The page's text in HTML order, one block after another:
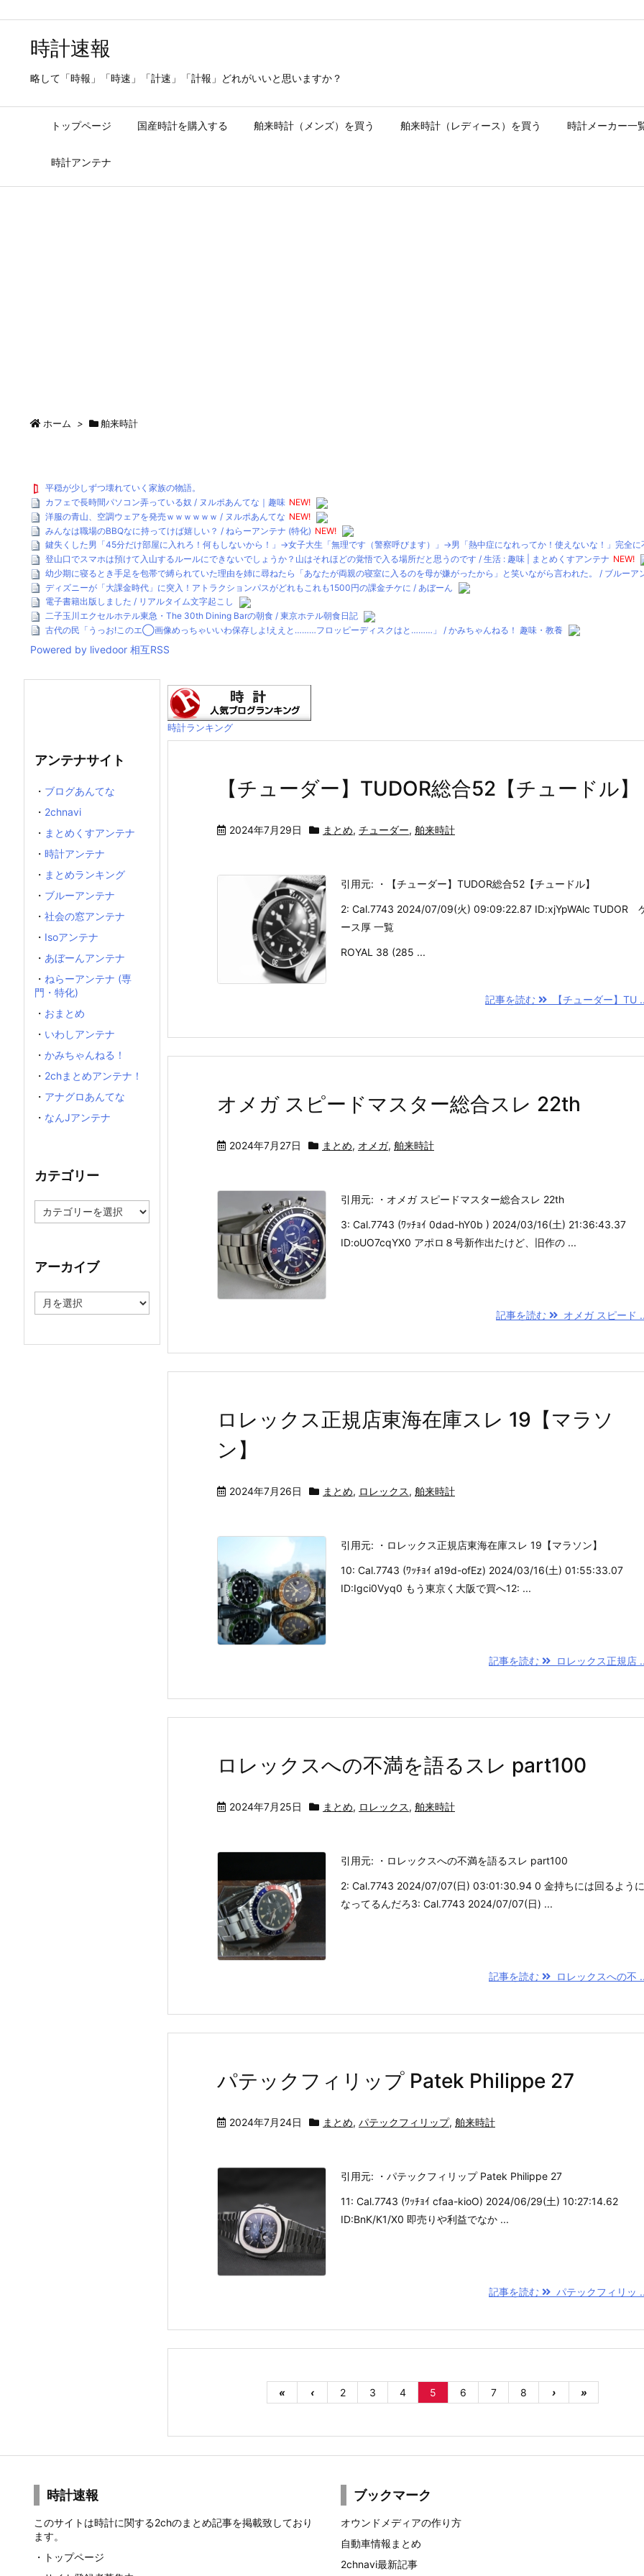
時計速報
略して「時報」「時速」「計速」「計報」どれがいいと思いますか？
トップページ 国産時計を購入する 舶来時計（メンズ）を買う 舶来時計（レディース）を買う 時計メーカー一
時計アンテナ
ホーム > 舶来時計
平穏が少しずつ壊れていく家族の物語。
カフェで長時間パソコン弄っている奴 / ヌルポあんてな｜趣味 NEW!
洋服の青山、空調ウェアを発売ｗｗｗｗｗｗ / ヌルポあんてな NEW!
みんなは職場のBBQなに持ってけば嬉しい？ / ねらーアンテナ (特化) NEW!
鍵失くした男「45分だけ部屋に入れろ！何もしないから！」→女子大生「無理です（警察呼びます）」→男「熱中症になれってか！使えないな！」完全
登山口でスマホは預けて入山するルールにできないでしょうか？山はそれほどの覚悟で入る場所だと思うのです / 生活 : 趣味 | まとめくすアンテナ NEW!
幼少期に寝るとき手足を包帯で縛られていた理由を姉に尋ねたら「あなたが両親の寝室に入るのを母が嫌がったから」と笑いながら言われた。 / ブルーア
ディズニーが「大課金時代」に突入！アトラクションパスがどれもこれも1500円の課金チケに / あぼーん
電子書籍出版しました / リアルタイム文字起こし
二子玉川エクセルホテル東急・The 30th Dining Barの朝食 / 東京ホテル朝食日記
古代の民「うっお!このエ◯画像めっちゃいいわ保存しよ!ええと………フロッピーディスクはと………」 / かみちゃんねる！ 趣味・教養
Powered by livedoor 相互RSS
時計ランキング
【チューダー】TUDOR総合52【チュードル】
2024年7月29日 まとめ, チューダー, 舶来時計
引用元: ・【チューダー】TUDOR総合52【チュードル】
2: Cal.7743 2024/07/09(火) 09:09:22.87 ID:xjYpWAlc TUDOR
ース厚 一覧
ROYAL 38 (285 ...
記事を読む 【チューダー】TU
オメガ スピードマスター総合スレ 22th
2024年7月27日 まとめ, オメガ, 舶来時計
引用元: ・オメガ スピードマスター総合スレ 22th
3: Cal.7743 (ﾜｯﾁｮｲ 0dad-hY0b ) 2024/03/16(土) 21:36:43.37
ID:oUO7cqYX0 アポロ８号新作出たけど、旧作の ...
記事を読む オメガ スピード
ロレックス正規店東海在庫スレ 19【マラソ
ン】
2024年7月26日 まとめ, ロレックス, 舶来時計
引用元: ・ロレックス正規店東海在庫スレ 19【マラソン】
10: Cal.7743 (ﾜｯﾁｮｲ a19d-ofEz) 2024/03/16(土) 01:55:33.07
ID:Igci0Vyq0 もう東京く大阪で買へ12: ...
記事を読む ロレックス正規店
ロレックスへの不満を語るスレ part100
2024年7月25日 まとめ, ロレックス, 舶来時計
引用元: ・ロレックスへの不満を語るスレ part100
2: Cal.7743 2024/07/07(日) 03:01:30.94 0 金持ちには回るように
なってるんだろ3: Cal.7743 2024/07/07(日) ...
記事を読む ロレックスへの不
パテックフィリップ Patek Philippe 27
2024年7月24日 まとめ, パテックフィリップ, 舶来時計
引用元: ・パテックフィリップ Patek Philippe 27
11: Cal.7743 (ﾜｯﾁｮｲ cfaa-kioO) 2024/06/29(土) 10:27:14.62
ID:BnK/K1/X0 即売りや利益でなか ...
記事を読む パテックフィリッ
« ‹ 2 3 4 5 6 7 8 › »
アンテナサイト
・ ブログあんてな
・ 2chnavi
・ まとめくすアンテナ
・ 時計アンテナ
・ まとめランキング
・ ブルーアンテナ
・ 社会の窓アンテナ
・ Isoアンテナ
・ あぼーんアンテナ
・ ねらーアンテナ (専
門・特化)
・ おまとめ
・ いわしアンテナ
・ かみちゃんねる！
・ 2chまとめアンテナ！
・ アナグロあんてな
・ なんJアンテナ
カテゴリー
テ
ー
アーカイブ
ー
時計速報
このサイトは時計に関する2chのまとめ記事を掲載致しており
ます。
・ トップページ
ブックマーク
オウンドメディアの作り方
自動車情報まとめ
2chnavi最新記事